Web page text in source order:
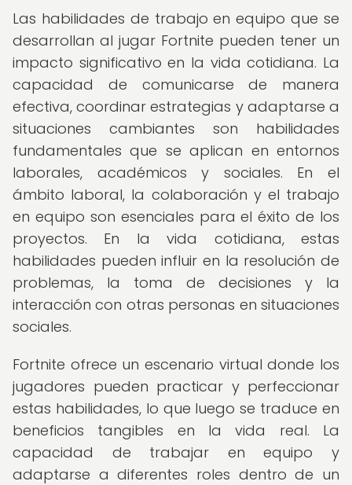
Las habilidades de trabajo en equipo que se
desarrollan al jugar Fortnite pueden tener un
impacto significativo en la vida cotidiana. La
capacidad de comunicarse de manera
efectiva, coordinar estrategias y adaptarse a
situaciones cambiantes son habilidades
fundamentales que se aplican en entornos
laborales, académicos y sociales. En el
ámbito laboral, la colaboración y el trabajo
en equipo son esenciales para el éxito de los
proyectos. En la vida cotidiana, estas
habilidades pueden influir en la resolución de
problemas, la toma de decisiones y la
interacción con otras personas en situaciones
sociales.
Fortnite ofrece un escenario virtual donde los
jugadores pueden practicar y perfeccionar
estas habilidades, lo que luego se traduce en
beneficios tangibles en la vida real. La
capacidad de trabajar en equipo y
adaptarse a diferentes roles dentro de un